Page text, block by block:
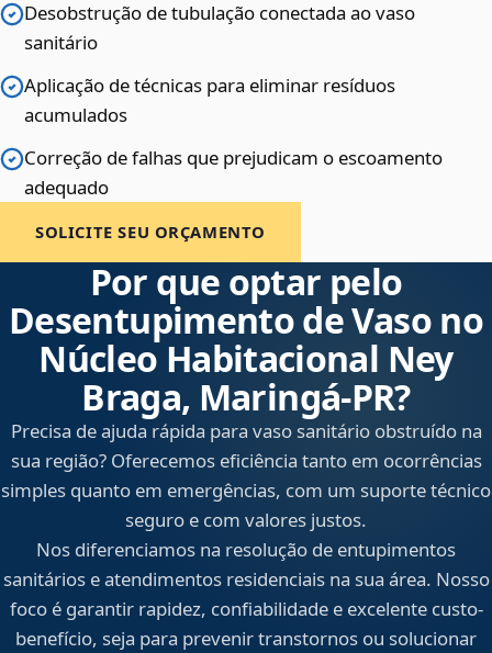
Desobstrução de tubulação conectada ao vaso
sanitário
Aplicação de técnicas para eliminar resíduos
acumulados
Correção de falhas que prejudicam o escoamento
adequado
SOLICITE SEU ORÇAMENTO
Por que optar pelo
Desentupimento de Vaso no
Núcleo Habitacional Ney
Braga, Maringá‑PR?
Precisa de ajuda rápida para vaso sanitário obstruído na
sua região? Oferecemos eficiência tanto em ocorrências
simples quanto em emergências, com um suporte técnico
seguro e com valores justos.
Nos diferenciamos na resolução de entupimentos
sanitários e atendimentos residenciais na sua área. Nosso
foco é garantir rapidez, confiabilidade e excelente custo-
benefício, seja para prevenir transtornos ou solucionar